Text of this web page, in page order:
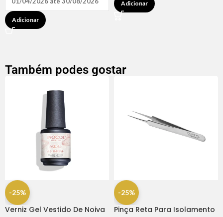
Adicionar
Adicionar
Também podes gostar
-25%
Verniz Gel Vestido De Noiva
-25%
Pinça Reta Para Isolamento